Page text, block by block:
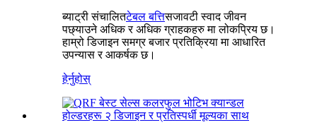
ब्याट्री संचालितटेबल बत्तिसजावटी स्वाद जीवन
पछ्याउने अधिक र अधिक ग्राहकहरु मा लोकप्रिय छ।
हाम्रो डिजाइन समग्र बजार प्रतिक्रिया मा आधारित
उपन्यास र आकर्षक छ।
हेर्नुहोस्